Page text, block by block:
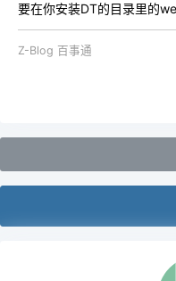
要在你安装DT的目录里的
Z-Blog 百事通